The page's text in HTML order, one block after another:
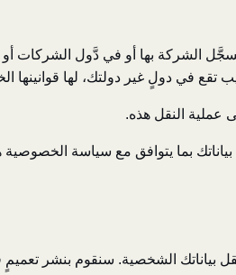
الشركة بها أو في دَّول الشركات أو
في دولٍ غير دولتك، لها قوانينها
النقل هذه.
بياناتك بما يتوافق مع سياسة
بياناتك الشخصية. سنقوم بنشر تعميمٍ